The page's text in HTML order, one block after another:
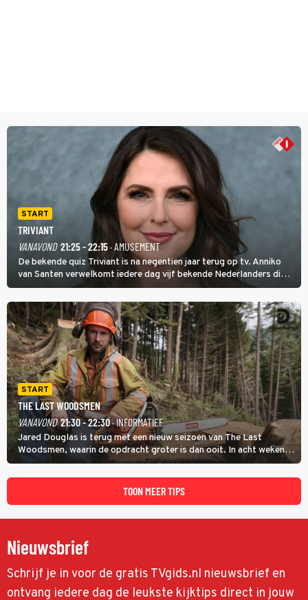
START
TRIVIANT
VANAVOND 21:25 - 22:15· AMUSEMENT
De bekende quiz Triviant is na negentien jaar terug op tv. Anniko
van Santen verwelkomt iedere dag vijf bekende Nederlanders die
vragen beantwoorden in verschillende categorieën. De beste
speler gaat direct door naar de finaleweek.
START
THE LAST WOODSMEN
VANAVOND 21:30 - 22:30· INFORMATIEF
Jared Douglas is terug met een nieuw seizoen van The Last
Woodsmen, waarin de opdracht groter is dan ooit. In acht weken
tijd probeert hij een miljoen dollar bij elkaar te vergaren om de
toekomst van het houthakkersbedrijf te verzekeren.
TOON MEER TIPS
Nieuwsbrief
Schrijf je in voor de gratis TVgids.nl nieuwsbrief en
ontvang iedere dag de leukste kijktips direct in jouw